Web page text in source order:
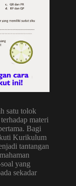
satu tolok
materi
Bagi
Kurikulum
tantangan
yang
sekadar